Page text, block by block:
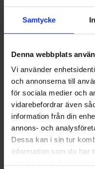
Samtycke
Denna webbplats
Vi använder
och annonserna till
för sociala medier och
vidarebefordrar även
information från din
annons- och
Dessa kan i sin tur
information som du har
Sie benötigen
Dogman Verstellbares